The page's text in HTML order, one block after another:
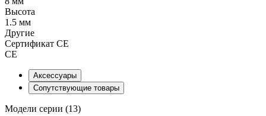
Высота
1.5 мм
Другие
Сертификат CE
CE
Аксессуары
Сопутствующие товары
Модели серии (13)